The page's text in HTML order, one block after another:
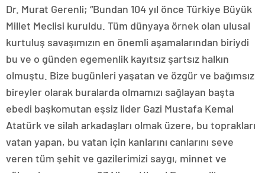
Dr. Murat Gerenli; “Bundan 104 yıl önce Türkiye Büyük
Millet Meclisi kuruldu. Tüm dünyaya örnek olan ulusal
kurtuluş savaşımızın en önemli aşamalarından biriydi
bu ve o günden egemenlik kayıtsız şartsız halkın
olmuştu. Bize bugünleri yaşatan ve özgür ve bağımsız
bireyler olarak buralarda olmamızı sağlayan başta
ebedi başkomutan eşsiz lider Gazi Mustafa Kemal
Atatürk ve silah arkadaşları olmak üzere, bu toprakları
vatan yapan, bu vatan için kanlarını canlarını seve
veren tüm şehit ve gazilerimizi saygı, minnet ve